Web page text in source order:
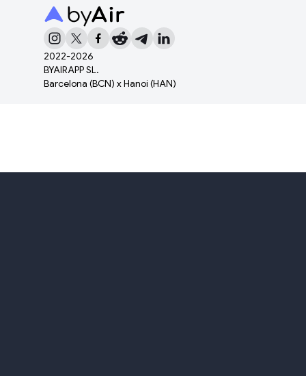
2022-2026
BYAIRAPP SL.
Barcelona (BCN) x Hanoi (HAN)